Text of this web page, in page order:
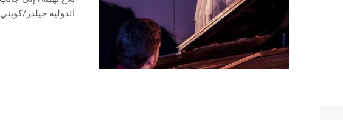
الدولية جيلدر/كويني